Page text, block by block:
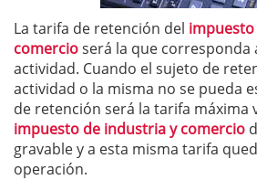
La tarifa de retención del
comercioserá la que corresponda
actividad. Cuando el sujeto de
actividad o la misma no se pueda
de retención será la tarifa máxima
impuesto de industria y comercio
gravable y a esta misma tarifa
operación.